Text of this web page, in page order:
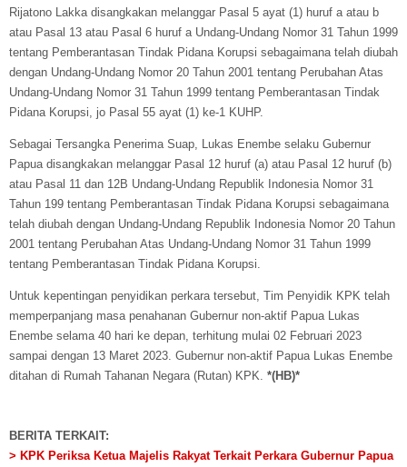
Rijatono Lakka disangkakan melanggar Pasal 5 ayat (1) huruf a atau b
atau Pasal 13 atau Pasal 6 huruf a Undang-Undang Nomor 31 Tahun 1999
tentang Pemberantasan Tindak Pidana Korupsi sebagaimana telah diubah
dengan Undang-Undang Nomor 20 Tahun 2001 tentang Perubahan Atas
Undang-Undang Nomor 31 Tahun 1999 tentang Pemberantasan Tindak
Pidana Korupsi, jo Pasal 55 ayat (1) ke-1 KUHP.
Sebagai Tersangka Penerima Suap, Lukas Enembe selaku Gubernur
Papua disangkakan melanggar Pasal 12 huruf (a) atau Pasal 12 huruf (b)
atau Pasal 11 dan 12B Undang-Undang Republik Indonesia Nomor 31
Tahun 199 tentang Pemberantasan Tindak Pidana Korupsi sebagaimana
telah diubah dengan Undang-Undang Republik Indonesia Nomor 20 Tahun
2001 tentang Perubahan Atas Undang-Undang Nomor 31 Tahun 1999
tentang Pemberantasan Tindak Pidana Korupsi.
Untuk kepentingan penyidikan perkara tersebut, Tim Penyidik KPK telah
memperpanjang masa penahanan Gubernur non-aktif Papua Lukas
Enembe selama 40 hari ke depan, terhitung mulai 02 Februari 2023
sampai dengan 13 Maret 2023. Gubernur non-aktif Papua Lukas Enembe
ditahan di Rumah Tahanan Negara (Rutan) KPK. *(HB)*
BERITA TERKAIT:
> KPK Periksa Ketua Majelis Rakyat Terkait Perkara Gubernur Papua